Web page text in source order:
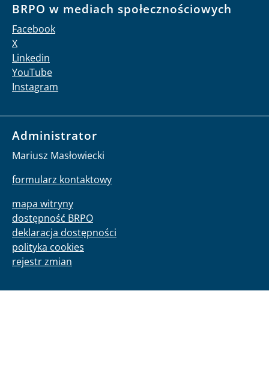
BRPO w mediach społecznościowych
Facebook
X
Linkedin
YouTube
Instagram
Administrator
Mariusz Masłowiecki
formularz kontaktowy
mapa witryny
dostępność BRPO
deklaracja dostępności
polityka cookies
rejestr zmian